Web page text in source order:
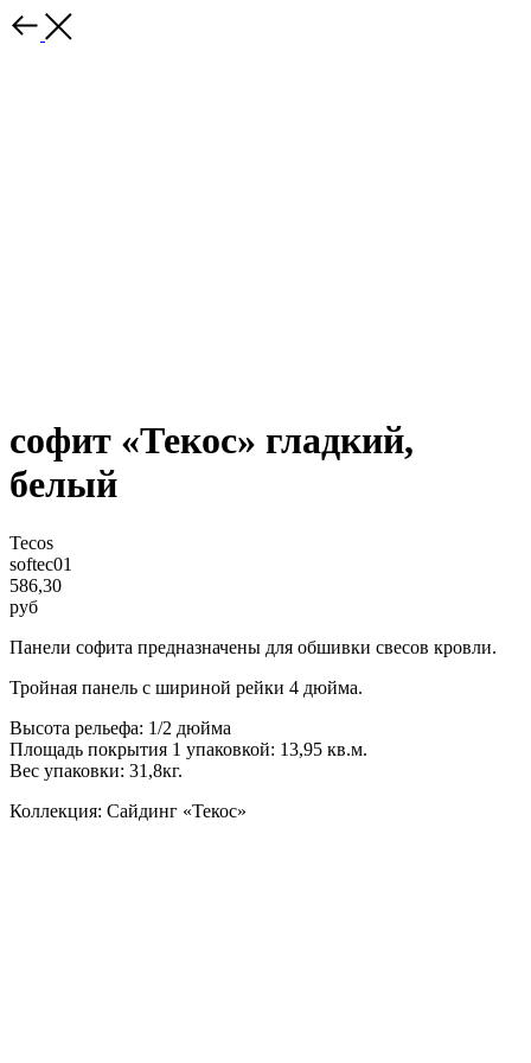
софит «Текос» гладкий,
белый
Tecos
softec01
586,30
руб
Панели софита предназначены для обшивки свесов кровли.
Тройная панель с шириной рейки 4 дюйма.
Высота рельефа: 1/2 дюйма
Площадь покрытия 1 упаковкой: 13,95 кв.м.
Вес упаковки: 31,8кг.
Коллекция: Сайдинг «Текос»